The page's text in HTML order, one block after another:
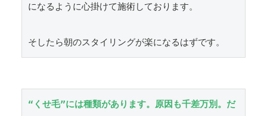
になるように心掛けて施術しております。
そしたら朝のスタイリングが楽になるはずです。
“くせ毛”には種類があります。原因も千差万別。だ